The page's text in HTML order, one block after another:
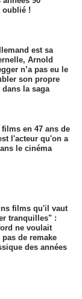
oublié !
est sa
Arnold
n’a pas eu le
son propre
la saga
films en 47 ans de
l'acteur qu'on a
le cinéma
films qu'il vaut
tranquilles" :
ne voulait
de remake
des années